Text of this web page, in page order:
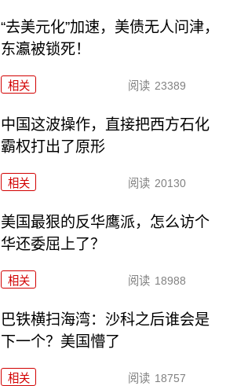
“去美元化”加速，美债无人问津，
东瀛被锁死！
相关 阅读 23389
中国这波操作，直接把西方石化
霸权打出了原形
相关 阅读 20130
美国最狠的反华鹰派，怎么访个
华还委屈上了？
相关 阅读 18988
巴铁横扫海湾：沙科之后谁会是
下一个？美国懵了
相关 阅读 18757